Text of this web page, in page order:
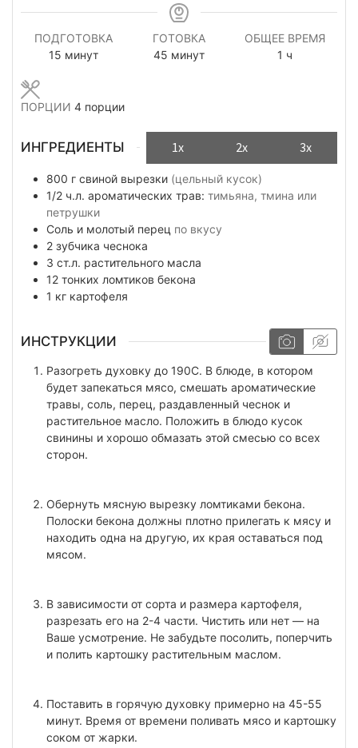
ПОДГОТОВКА
15 минуты
минут
ГОТОВКА
45 минуты
минут
ОБЩЕЕ ВРЕМЯ
1 час
ч
ПОРЦИИ 4 порции
ИНГРЕДИЕНТЫ 1x 2x 3x
800 г свиной вырезки (цельный кусок)
1/2 ч.л. ароматических трав: тимьяна, тмина или
петрушки
Соль и молотый перец по вкусу
2 зубчика чеснока
3 ст.л. растительного масла
12 тонких ломтиков бекона
1 кг картофеля
ИНСТРУКЦИИ
Разогреть духовку до 190С. В блюде, в котором
будет запекаться мясо, смешать ароматические
травы, соль, перец, раздавленный чеснок и
растительное масло. Положить в блюдо кусок
свинины и хорошо обмазать этой смесью со всех
сторон.
Обернуть мясную вырезку ломтиками бекона.
Полоски бекона должны плотно прилегать к мясу и
находить одна на другую, их края оставаться под
мясом.
В зависимости от сорта и размера картофеля,
разрезать его на 2-4 части. Чистить или нет — на
Ваше усмотрение. Не забудьте посолить, поперчить
и полить картошку растительным маслом.
Поставить в горячую духовку примерно на 45-55
минут. Время от времени поливать мясо и картошку
соком от жарки.